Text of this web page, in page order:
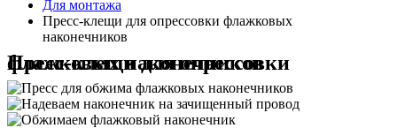
Для монтажа
Пресс-клещи для опрессовки флажковых
наконечников
Пресс-клещи для опрессовки флажковых наконечников